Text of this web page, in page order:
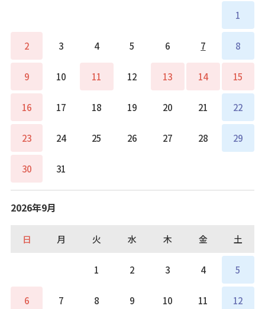
1
2 3 4 5 6 7 8
9 10 11 12 13 14 15
16 17 18 19 20 21 22
23 24 25 26 27 28 29
30 31
2026年9月
日 月 火 水 木 金 土
1 2 3 4 5
6 7 8 9 10 11 12